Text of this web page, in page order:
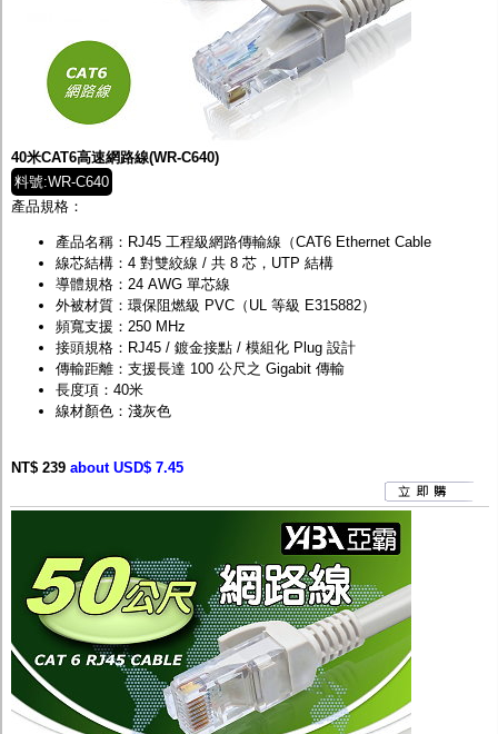
40米CAT6高速網路線(WR-C640)
料號:WR-C640
產品規格：
產品名稱：RJ45 工程級網路傳輸線（CAT6 Ethernet Cable
線芯結構：4 對雙絞線 / 共 8 芯，UTP 結構
導體規格：24 AWG 單芯線
外被材質：環保阻燃級 PVC（UL 等級 E315882）
頻寬支援：250 MHz
接頭規格：RJ45 / 鍍金接點 / 模組化 Plug 設計
傳輸距離：支援長達 100 公尺之 Gigabit 傳輸
長度項：40米
線材顏色：淺灰色
NT$ 239 about USD$ 7.45